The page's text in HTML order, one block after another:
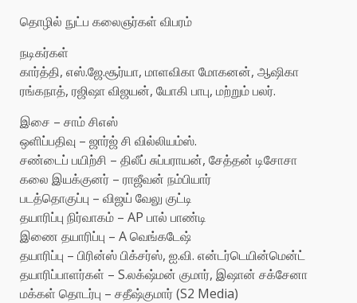
தொழில் நுட்ப கலைஞர்கள் விபரம்
நடிகர்கள்
கார்த்தி, எஸ்.ஜே.சூர்யா, மாளவிகா மோகனன், ஆஷிகா
ரங்கநாத், ரஜிஷா விஜயன், யோகி பாபு, மற்றும் பலர்.
இசை – சாம் சிஎஸ்
ஒளிப்பதிவு – ஜார்ஜ் சி வில்லியம்ஸ்.
சண்டைப் பயிற்சி – திலீப் சுப்பராயன், சேத்தன் டிசோசா
கலை இயக்குனர் – ராஜீவன் நம்பியார்
படத்தொகுப்பு – விஜய் வேலு குட்டி
தயாரிப்பு நிர்வாகம் – AP பால் பாண்டி
இணை தயாரிப்பு – A வெங்கடேஷ்
தயாரிப்பு – பிரின்ஸ் பிக்சர்ஸ், ஐ.வி. என்டர்டெயின்மென்ட்
தயாரிப்பாளர்கள் – S.லக்‌ஷ்மன் குமார், இஷான் சக்சேனா
மக்கள் தொடர்பு – சதீஷ்குமார் (S2 Media)